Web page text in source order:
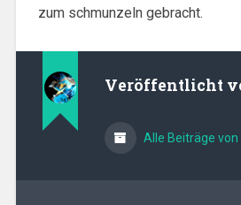
zum schmunzeln gebracht.
Veröffentlicht
Alle Beiträge